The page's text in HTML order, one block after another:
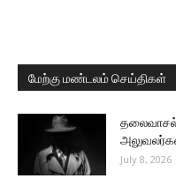
மேற்கு மண்டலம் செய்திகள்
July 8, 2026